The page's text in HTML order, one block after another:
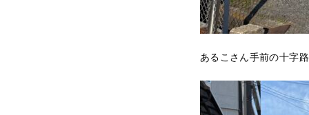
あるこさん手前の十字